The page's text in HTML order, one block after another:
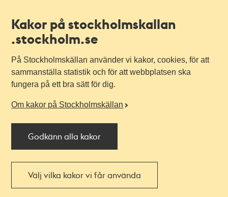
Kakor på stockholmskallan
.stockholm.se
På Stockholmskällan använder vi kakor, cookies, för att
sammanställa statistik och för att webbplatsen ska
fungera på ett bra sätt för dig.
Om kakor på Stockholmskällan
Godkänn alla kakor
Välj vilka kakor vi får använda